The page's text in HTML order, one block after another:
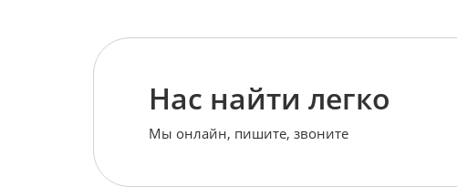
Нас найти легко
Мы онлайн, пишите, звоните